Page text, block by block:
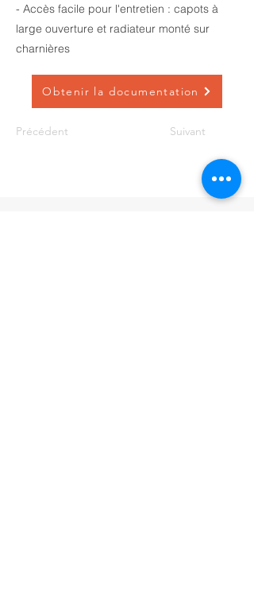
- Accès facile pour l'entretien : capots à
large ouverture et radiateur monté sur
charnières
Obtenir la documentation
Précédent Suivant